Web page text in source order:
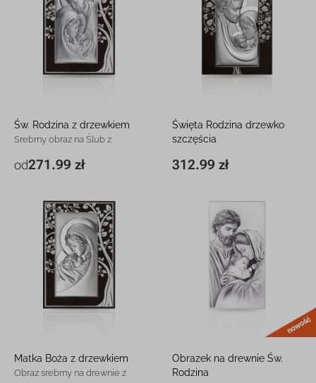
Św. Rodzina z drzewkiem
Srebrny obraz na Ślub z
od271.99 zł
15 x 23 cm
Święta Rodzina drzewko
szczęścia
grawerem
312.99 zł
16 x 25 cm
Matka Boża z drzewkiem
Obraz srebrny na drewnie z
Obrazek na drewnie Św.
Rodzina